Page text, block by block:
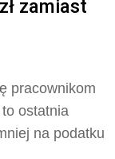
zamiast
pracownikom
ostatnia
na podatku